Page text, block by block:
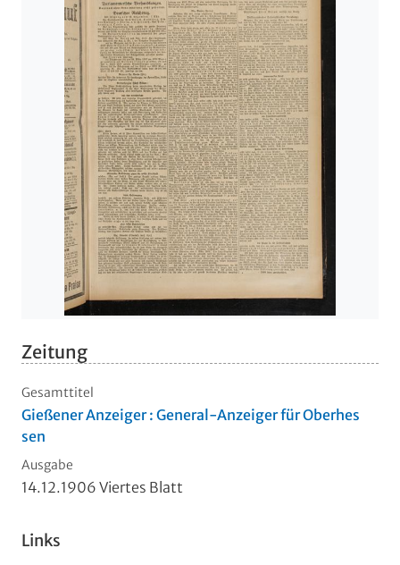
Zeitung
Gesamttitel
Gießener Anzeiger : General-Anzeiger für Oberhes
sen
Ausgabe
14.12.1906 Viertes Blatt
Links